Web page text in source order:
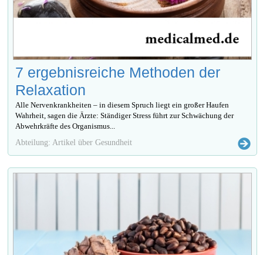
7 ergebnisreiche Methoden der
Relaxation
Alle Nervenkrankheiten – in diesem Spruch liegt ein großer Haufen
Wahrheit, sagen die Ärzte: Ständiger Stress führt zur Schwächung der
Abwehrkräfte des Organismus...
Abteilung: Artikel über Gesundheit